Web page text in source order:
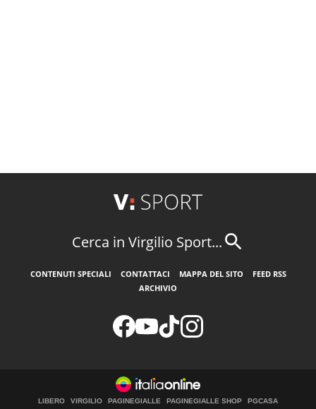
Cerca in Virgilio Sport...
CONTENUTI SPECIALI CONTATTACI MAPPA DEL SITO
FEED RSS
ARCHIVIO
LIBERO VIRGILIO PAGINEGIALLE PAGINEGIALLE SHOP PGCASA